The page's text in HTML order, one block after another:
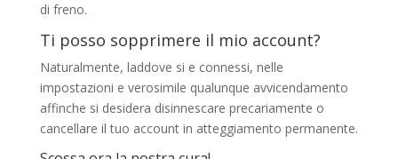
di freno.
Ti posso sopprimere il mio account?
Naturalmente, laddove si e connessi, nelle
impostazioni e verosimile qualunque avvicendamento
affinche si desidera disinnescare precariamente o
cancellare il tuo account in atteggiamento permanente.